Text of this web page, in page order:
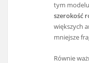
tym
szerokość
większych
mniejsze
Równie